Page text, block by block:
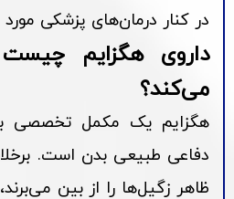
در کنار درمان‌های پزشکی
داروی هگزایم
می‌کند؟
هگزایم یک مکمل تخصصی
دفاعی طبیعی بدن است.
ظاهر زگیل‌ها را از بین